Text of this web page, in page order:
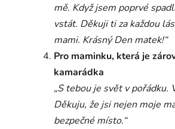
mě. Když jsem poprvé
vstát. Děkuji ti za každou
mami. Krásný Den matek!“
Pro maminku, která je
kamarádka
„S tebou je svět v pořádku.
Děkuju, že jsi nejen moje
bezpečné místo.“